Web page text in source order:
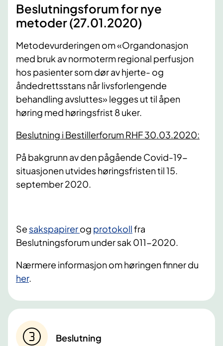
Beslutningsforum for nye
metoder (27.01.2020)
Metodevurderingen om «Organdonasjon
med bruk av normoterm regional perfusjon
hos pasienter som dør av hjerte- og
åndedrettsstans når livsforlengende
behandling avsluttes» legges ut til åpen
høring med høringsfrist 8 uker.
Beslutning i Bestillerforum RHF 30.03.2020:
På bakgrunn av den pågående Covid-19-
situasjonen utvides høringsfristen til 15.
september 2020.
Se sakspapirerog protokollfra
Beslutningsforum under sak 011-2020.
Nærmere informasjon om høringen finner du
her.
Beslutning